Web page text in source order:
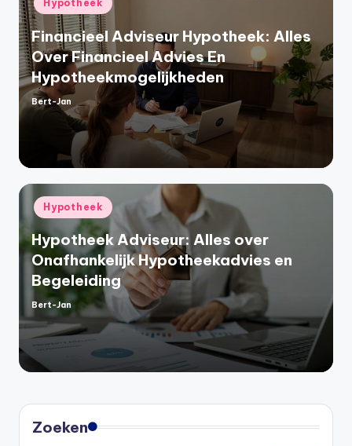
in
Hypotheek
Financieel Adviseur Hypotheek: Alles
Over Financieel Advies En
Hypotheekmogelijkheden
Geplaatst
Bert-Jan
Geplaatst
in
Hypotheek
Hypotheek Adviseur: Alles over
Onafhankelijk Hypotheekadvies en
Begeleiding
Geplaatst
door
Bert-Jan
Zoeken